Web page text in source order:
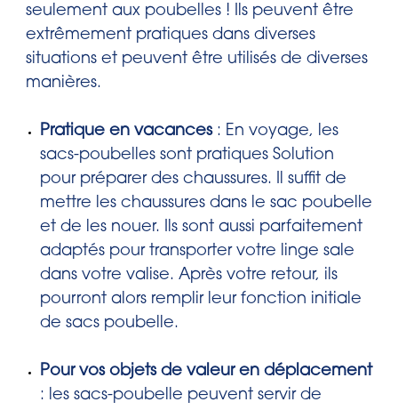
seulement aux poubelles ! Ils peuvent être
extrêmement pratiques dans diverses
situations et peuvent être utilisés de diverses
manières.
Pratique en vacances: En voyage, les
sacs-poubelles sont pratiques Solution
pour préparer des chaussures. Il suffit de
mettre les chaussures dans le sac poubelle
et de les nouer. Ils sont aussi parfaitement
adaptés pour transporter votre linge sale
dans votre valise. Après votre retour, ils
pourront alors remplir leur fonction initiale
de sacs poubelle.
Pour vos objets de valeur en déplacement
: les sacs-poubelle peuvent servir de